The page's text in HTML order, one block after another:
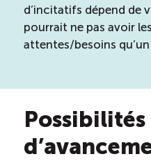
d’incitatifs dépend de
pourrait ne pas avoir
attentes/besoins
Possibilités